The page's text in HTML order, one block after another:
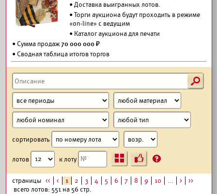
• Доставка выигранных лотов.
• Торги аукциона будут проходить в режиме
«on-line» с ведущим
• Каталог аукциона для печати
• Сумма продаж70 000 000 ₽
• Сводная таблица итогов торгов
s
сортировать
лотов к лоту Ъ ?
страницы << < 1 2 3 4 5 6 7 8 9 10 ... >
>>
всего лотов: 551 на 56 стр.